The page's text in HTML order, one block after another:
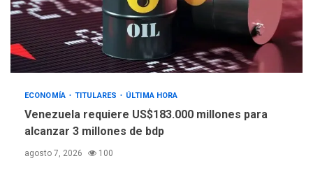
4
POLÍTICA
TITULARES
ÚLTIMA HORA
Libertad plena para jueza
María Lourdes Afiuni
INTERNACIONALES
ÚLTIMA HORA
España impone controles
fronterizos a Italia
ECONOMÍA TITULARES ÚLTIMA HORA
Venezuela requiere US$183.000 millones para
alcanzar 3 millones de bdp
agosto 7, 2026 100